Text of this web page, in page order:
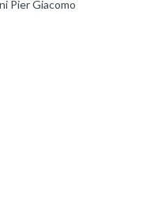
Pier Giacomo